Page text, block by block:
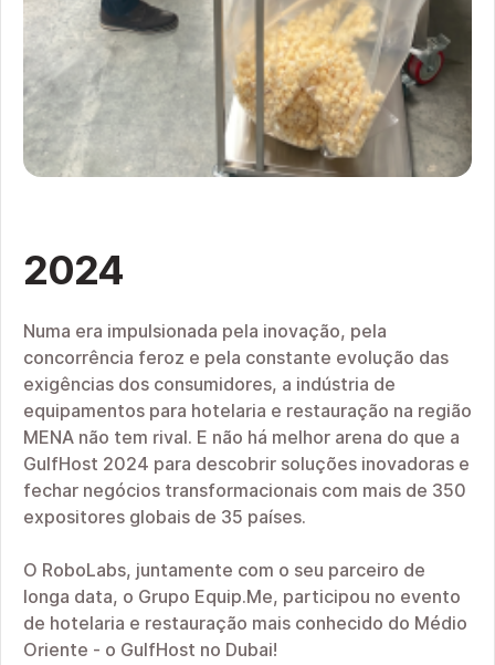
2024
Numa era impulsionada pela inovação, pela
concorrência feroz e pela constante evolução das
exigências dos consumidores, a indústria de
equipamentos para hotelaria e restauração na região
MENA não tem rival. E não há melhor arena do que a
GulfHost 2024 para descobrir soluções inovadoras e
fechar negócios transformacionais com mais de 350
expositores globais de 35 países.
O RoboLabs, juntamente com o seu parceiro de
longa data, o Grupo Equip.Me, participou no evento
de hotelaria e restauração mais conhecido do Médio
Oriente - o GulfHost no Dubai!